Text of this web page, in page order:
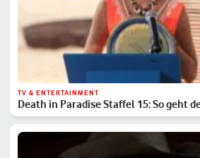
TV & ENTERTAINMENT
Death in Paradise Staffel 15: So geht